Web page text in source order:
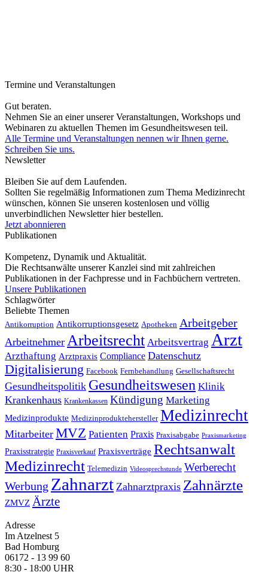
Termine und Veranstaltungen
Gut beraten.
Nehmen Sie an einer unserer Veranstaltungen, Workshops und
Webinaren zu aktuellen Themen im Gesundheitswesen teil.
Alle Termine und Veranstaltungen nennen wir Ihnen gerne.
Schreiben Sie uns.
Newsletter
Bleiben Sie auf dem Laufenden.
Sollten Sie regelmäßig Informationen zum Thema Medizinrecht
wünschen, können Sie unseren kostenlosen und völlig
unverbindlichen Newsletter hier bestellen.
Jetzt abonnieren
Publikationen
Kompetenz, Dynamik und Aktualität.
Die Rechtsanwälte unserer Kanzlei sind mit zahlreichen
Publikationen in der Fachpresse und in Fachbüchern vertreten.
Unsere Publikationen
Schlagwörter
Beliebte Themen
Antikorruption Antikorruptionsgesetz Apotheken Arbeitgeber
Arbeitnehmer Arbeitsrecht Arbeitsvertrag Arzt
Arzthaftung Arztpraxis Compliance Datenschutz
Digitalisierung Facebook Fernbehandlung Gesellschaftsrecht
Gesundheitspolitik Gesundheitswesen Klinik
Krankenhaus Krankenkassen Kündigung Marketing
Medizinprodukte Medizinproduktehersteller Medizinrecht
Mitarbeiter MVZ Patienten Praxis Praxisabgabe Praxismarketing
Praxisstrategie Praxisverkauf Praxisverträge Rechtsanwalt
Medizinrecht Telemedizin Videosprechstunde Werberecht
Werbung Zahnarzt Zahnarztpraxis Zahnärzte
ZMVZ Ärzte
Adresse
Im Atzelnest 5
Bad Homburg
06172 - 13 99 60
8:30 - 18:00 UHR